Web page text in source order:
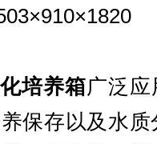
培养箱广泛
保存以及水